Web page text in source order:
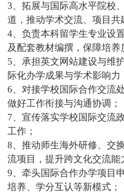
3、 拓展与国际高水平院校
道，推动学术交流、项目共
4、 负责本科留学生专业设
及配套教材编撰，保障培养
5、 承担英文网站建设与维
际化办学成果与学术影响力
6、 对接学校国际合作交流
做好工作衔接与沟通协调；
7、宣传落实学校国际交流
工作；
8、 推动师生海外研修、交
流项目，提升跨文化交流能
9、 牵头国际合作办学项目
培养、学分互认等新模式；